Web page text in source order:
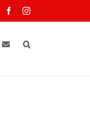
FacebookInstagram